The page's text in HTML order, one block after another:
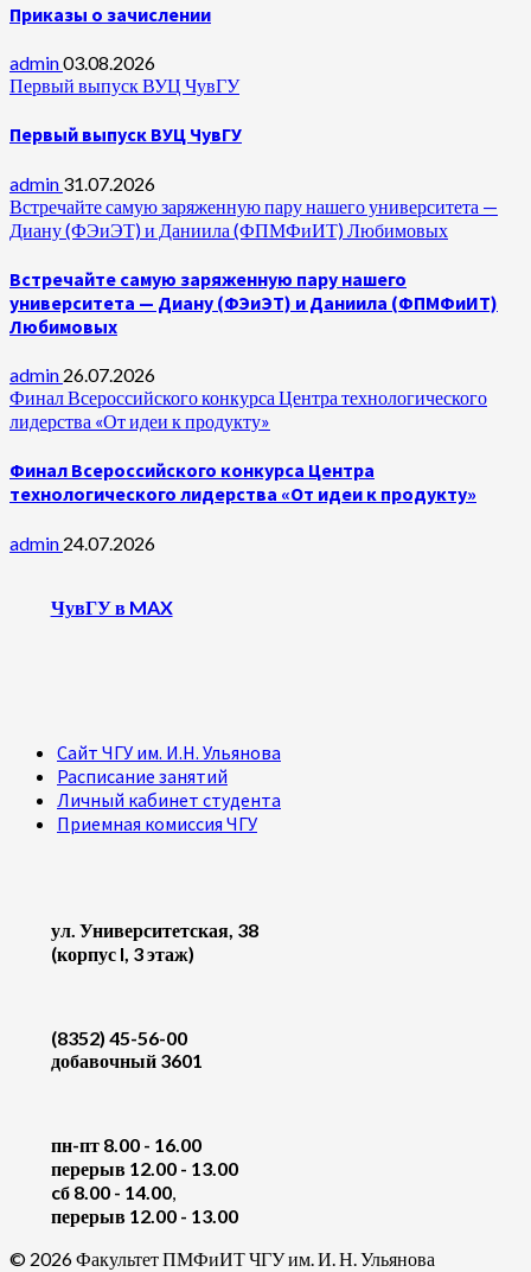
Приказы о зачислении
admin03.08.2026
Первый выпуск ВУЦ ЧувГУ
Первый выпуск ВУЦ ЧувГУ
admin 31.07.2026
Встречайте самую заряженную пару нашего университета —
Диану (ФЭиЭТ) и Даниила (ФПМФиИТ) Любимовых
Встречайте самую заряженную пару нашего
университета — Диану (ФЭиЭТ) и Даниила (ФПМФиИТ)
Любимовых
admin 26.07.2026
Финал Всероссийского конкурса Центра технологического
лидерства «От идеи к продукту»
Финал Всероссийского конкурса Центра
технологического лидерства «От идеи к продукту»
admin 24.07.2026
ЧувГУ в MAX
Сайт ЧГУ им. И.Н. Ульянова
Расписание занятий
Личный кабинет студента
Приемная комиссия ЧГУ
ул. Университетская, 38
(корпус I, 3 этаж)
(8352) 45-56-00
добавочный 3601
пн-пт 8.00 - 16.00
перерыв 12.00 - 13.00
cб 8.00 - 14.00,
перерыв 12.00 - 13.00
© 2026 Факультет ПМФиИТ ЧГУ им. И. Н. Ульянова